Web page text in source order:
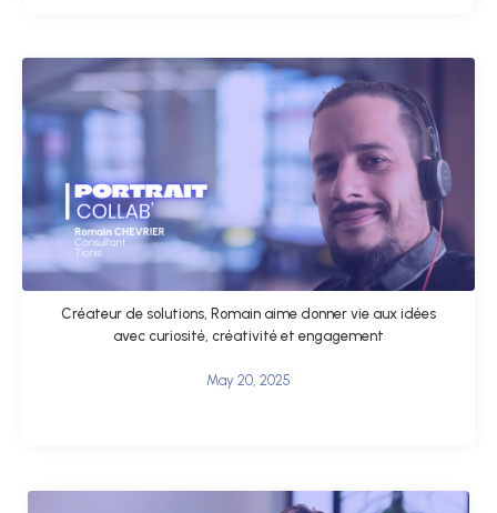
Créateur de solutions, Romain aime donner vie aux idées
avec curiosité, créativité et engagement
May 20, 2025